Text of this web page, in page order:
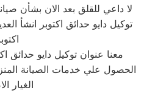
لا داعي للقلق بعد الان بشأن
توكيل دايو حدائق اكتوبر انشأ
معنا عنوان توكيل دايو حدائق
الحصول علي خدمات الصيانة
الغيار